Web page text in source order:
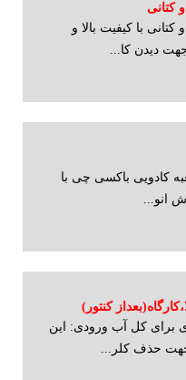
کتانی
با کیفیت بالا و
دیدن کا...
کادویی باکسی چی با
انو...
کنتور)
برای کل آب ورودی: این
حذف کلر...